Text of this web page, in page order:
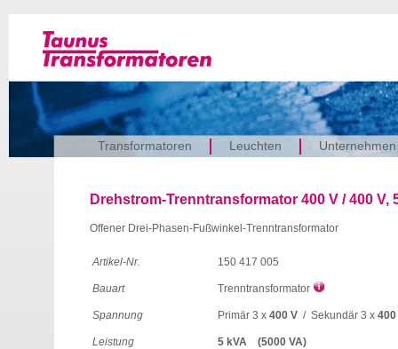
Transformatoren Leuchten Unternehmen
Drehstrom-Trenntransformator 400 V / 400 V,
Offener Drei-Phasen-Fußwinkel-Trenntransformator
Artikel-Nr. 150 417 005
Bauart Trenntransformator
Spannung Primär 3 x 400 V / Sekundär 3 x 400
Leistung 5 kVA (5000 VA)